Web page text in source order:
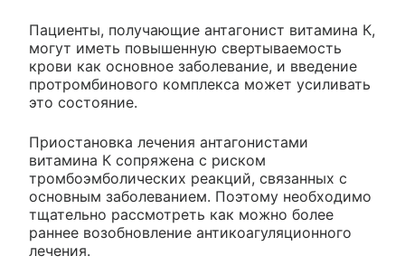
Пациенты, получающие антагонист витамина К,
могут иметь повышенную свертываемость
крови как основное заболевание, и введение
протромбинового комплекса может усиливать
это состояние.
Приостановка лечения антагонистами
витамина К сопряжена с риском
тромбоэмболических реакций, связанных с
основным заболеванием. Поэтому необходимо
тщательно рассмотреть как можно более
раннее возобновление антикоагуляционного
лечения.